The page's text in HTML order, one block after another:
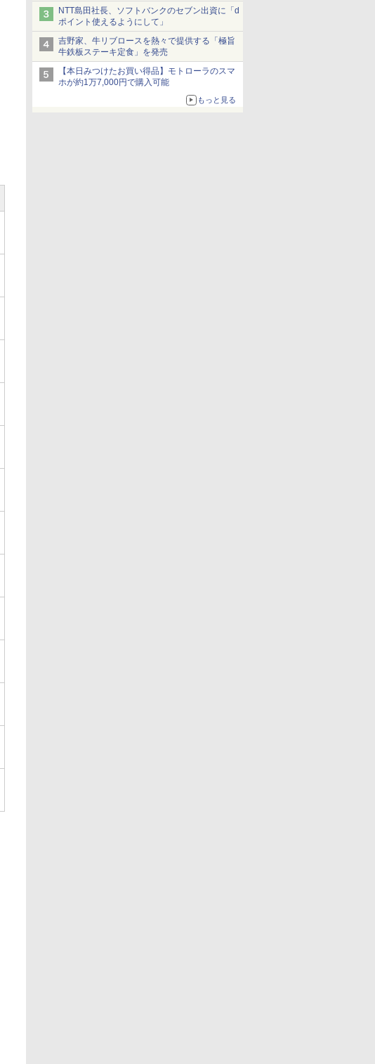
NTT島田社長、ソフトバンクのセブン出資に「d
ポイント使えるようにして」
吉野家、牛リブロースを熱々で提供する「極旨
牛鉄板ステーキ定食」を発売
【本日みつけたお買い得品】モトローラのスマ
ホが約1万7,000円で購入可能
もっと見る